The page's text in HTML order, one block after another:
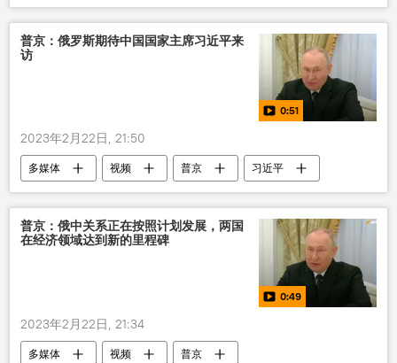
普京：俄罗斯期待中国国家主席习近平来
访
0:51
2023年2月22日, 21:50
多媒体 视频 普京 习近平
普京：俄中关系正在按照计划发展，两国
在经济领域达到新的里程碑
0:49
2023年2月22日, 21:34
多媒体 视频 普京